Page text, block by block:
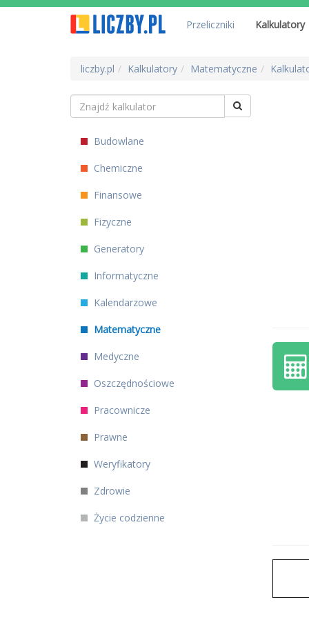
Przeliczniki Kalkulatory
liczby.pl Kalkulatory Matematyczne
Budowlane
Chemiczne
Finansowe
Fizyczne
Generatory
Informatyczne
Kalendarzowe
Matematyczne
Medyczne
Oszczędnościowe
Pracownicze
Prawne
Weryfikatory
Zdrowie
Życie codzienne